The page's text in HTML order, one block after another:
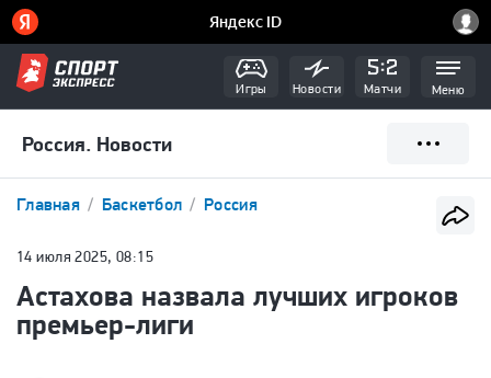
Игры Новости Матчи Меню
Россия. Новости
Главная Баскетбол Россия
14 июля 2025, 08:15
Астахова назвала лучших игроков
премьер-лиги